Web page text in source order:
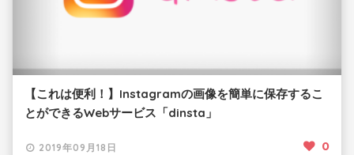
【これは便利！】Instagramの画像を簡単に保存するこ
とができるWebサービス「dinsta」
2019年09月18日 0